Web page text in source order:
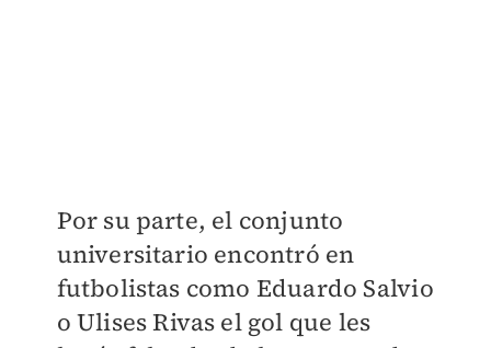
Por su parte, el conjunto
universitario encontró en
futbolistas como Eduardo Salvio
o Ulises Rivas el gol que les